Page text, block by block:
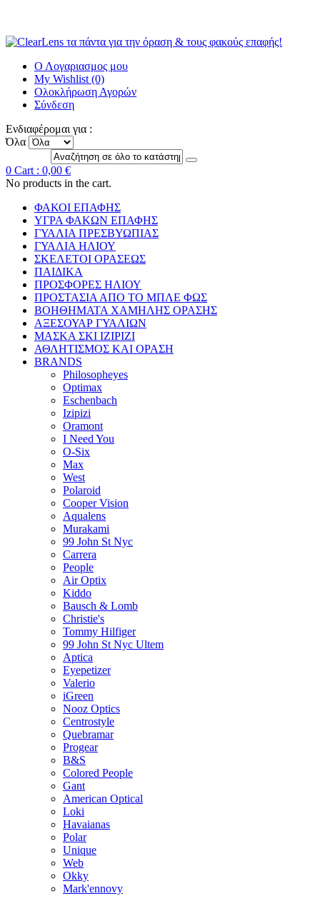
Ο Λογαριασμος μου
My Wishlist (0)
Ολοκλήρωση Αγορών
Σύνδεση
Ενδιαφέρομαι για :
Όλα
0 Cart : 0,00 €
No products in the cart.
ΦΑΚΟΙ ΕΠΑΦΗΣ
ΥΓΡΑ ΦΑΚΩΝ ΕΠΑΦΗΣ
ΓΥΑΛΙΑ ΠΡΕΣΒΥΩΠΙΑΣ
ΓΥΑΛΙΑ ΗΛΙΟΥ
ΣΚΕΛΕΤΟΙ ΟΡΑΣΕΩΣ
ΠΑΙΔΙΚΑ
ΠΡΟΣΦΟΡΕΣ ΗΛΙΟΥ
ΠΡΟΣΤΑΣΙΑ ΑΠΟ ΤΟ ΜΠΛΕ ΦΩΣ
ΒΟΗΘΗΜΑΤΑ ΧΑΜΗΛΗΣ ΟΡΑΣΗΣ
ΑΞΕΣΟΥΑΡ ΓΥΑΛΙΩΝ
ΜΑΣΚΑ ΣΚΙ IZIPIZI
ΑΘΛΗΤΙΣΜΟΣ ΚΑΙ ΟΡΑΣΗ
BRANDS
Philosopheyes
Optimax
Eschenbach
Izipizi
Oramont
I Need You
O-Six
Max
West
Polaroid
Cooper Vision
Aqualens
Murakami
99 John St Nyc
Carrera
People
Air Optix
Kiddo
Bausch & Lomb
Christie's
Tommy Hilfiger
99 John St Nyc Ultem
Aptica
Eyepetizer
Valerio
iGreen
Nooz Optics
Centrostyle
Quebramar
Progear
Β&S
Colored People
Gant
American Optical
Loki
Havaianas
Polar
Unique
Web
Okky
Mark'ennovy